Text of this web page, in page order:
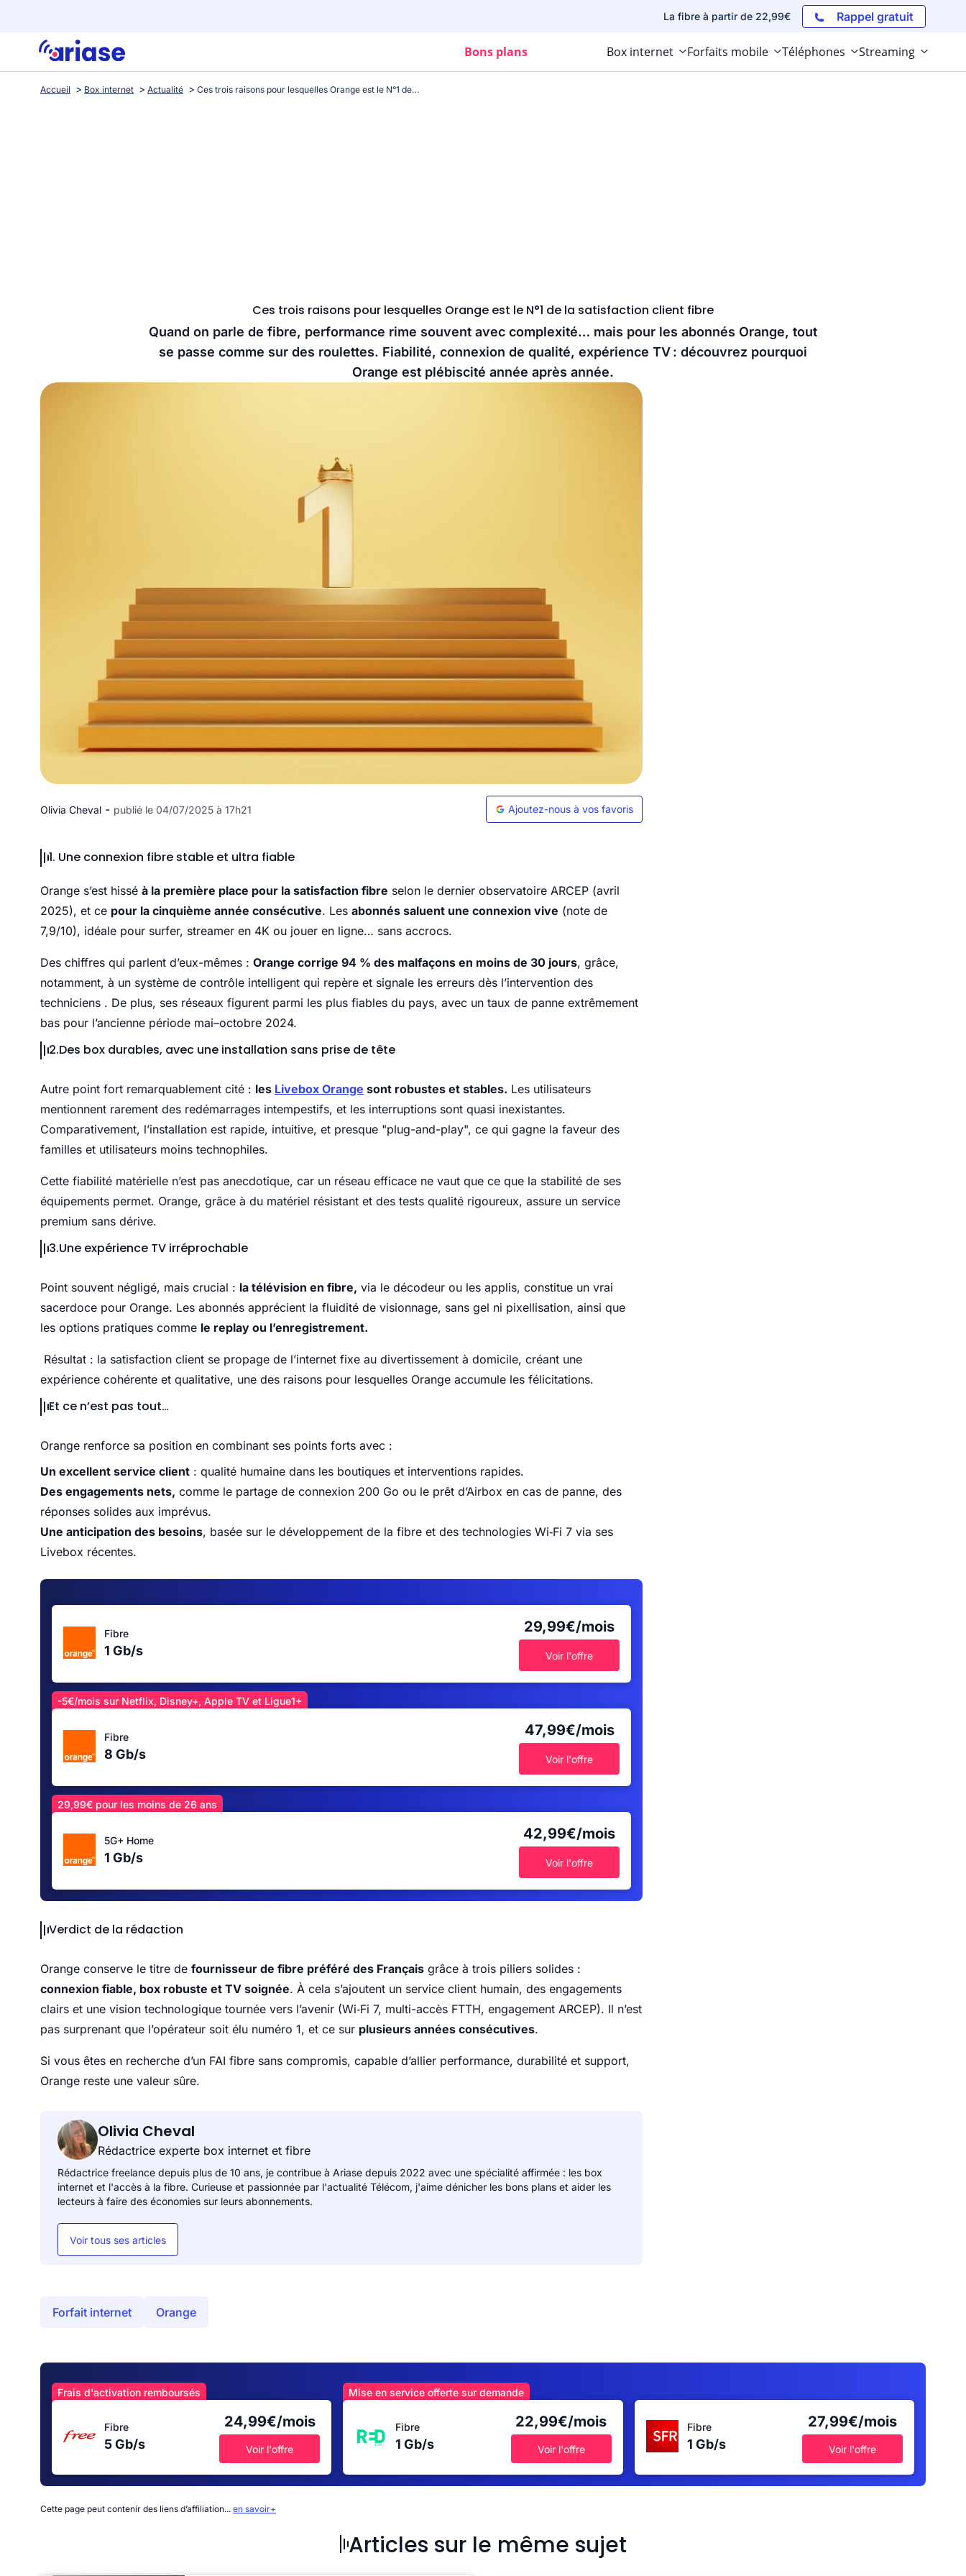
La fibre à partir de 22,99€ Rappel gratuit
Bons plans Box internet Forfaits mobile Téléphones Streaming
Accueil Box internet Actualité Ces trois raisons pour lesquelles Orange est le N°1 de la satisfaction client fibre
Ces trois raisons pour lesquelles Orange est le N°1 de la satisfaction client fibre
Quand on parle de fibre, performance rime souvent avec complexité… mais pour les abonnés Orange, tout
se passe comme sur des roulettes. Fiabilité, connexion de qualité, expérience TV : découvrez pourquoi
Orange est plébiscité année après année.
Olivia Cheval - publié le 04/07/2025 à 17h21 Ajoutez-nous à vos favoris
1. Une connexion fibre stable et ultra fiable
Orange s’est hissé à la première place pour la satisfaction fibre selon le dernier observatoire ARCEP (avril
2025), et ce pour la cinquième année consécutive. Les abonnés saluent une connexion vive (note de
7,9/10), idéale pour surfer, streamer en 4K ou jouer en ligne… sans accrocs.
Des chiffres qui parlent d’eux-mêmes : Orange corrige 94 % des malfaçons en moins de 30 jours, grâce,
notamment, à un système de contrôle intelligent qui repère et signale les erreurs dès l’intervention des
techniciens . De plus, ses réseaux figurent parmi les plus fiables du pays, avec un taux de panne extrêmement
bas pour l’ancienne période mai–octobre 2024.
2.Des box durables, avec une installation sans prise de tête
Autre point fort remarquablement cité : les Livebox Orange sont robustes et stables. Les utilisateurs
mentionnent rarement des redémarrages intempestifs, et les interruptions sont quasi inexistantes.
Comparativement, l’installation est rapide, intuitive, et presque "plug-and-play", ce qui gagne la faveur des
familles et utilisateurs moins technophiles.
Cette fiabilité matérielle n’est pas anecdotique, car un réseau efficace ne vaut que ce que la stabilité de ses
équipements permet. Orange, grâce à du matériel résistant et des tests qualité rigoureux, assure un service
premium sans dérive.
3.Une expérience TV irréprochable
Point souvent négligé, mais crucial : la télévision en fibre, via le décodeur ou les applis, constitue un vrai
sacerdoce pour Orange. Les abonnés apprécient la fluidité de visionnage, sans gel ni pixellisation, ainsi que
les options pratiques comme le replay ou l’enregistrement.
Résultat : la satisfaction client se propage de l’internet fixe au divertissement à domicile, créant une
expérience cohérente et qualitative, une des raisons pour lesquelles Orange accumule les félicitations.
Et ce n’est pas tout…
Orange renforce sa position en combinant ses points forts avec :
Un excellent service client : qualité humaine dans les boutiques et interventions rapides.
Des engagements nets, comme le partage de connexion 200 Go ou le prêt d’Airbox en cas de panne, des
réponses solides aux imprévus.
Une anticipation des besoins, basée sur le développement de la fibre et des technologies Wi‑Fi 7 via ses
Livebox récentes.
Fibre
1 Gb/s
29,99€/mois
Voir l'offre
-5€/mois sur Netflix, Disney+, Apple TV et Ligue1+
Fibre
8 Gb/s
47,99€/mois
Voir l'offre
29,99€ pour les moins de 26 ans
5G+ Home
1 Gb/s
42,99€/mois
Voir l'offre
Verdict de la rédaction
Orange conserve le titre de fournisseur de fibre préféré des Français grâce à trois piliers solides :
connexion fiable, box robuste et TV soignée. À cela s’ajoutent un service client humain, des engagements
clairs et une vision technologique tournée vers l’avenir (Wi‑Fi 7, multi-accès FTTH, engagement ARCEP). Il n’est
pas surprenant que l’opérateur soit élu numéro 1, et ce sur plusieurs années consécutives.
Si vous êtes en recherche d’un FAI fibre sans compromis, capable d’allier performance, durabilité et support,
Orange reste une valeur sûre.
Olivia Cheval
Rédactrice experte box internet et fibre
Rédactrice freelance depuis plus de 10 ans, je contribue à Ariase depuis 2022 avec une spécialité affirmée : les box
internet et l'accès à la fibre. Curieuse et passionnée par l'actualité Télécom, j'aime dénicher les bons plans et aider les
lecteurs à faire des économies sur leurs abonnements.
Voir tous ses articles
Forfait internet Orange
Frais d'activation remboursés
Fibre
5 Gb/s
24,99€/mois
Voir l'offre
Mise en service offerte sur demande
Fibre
1 Gb/s
22,99€/mois
Voir l'offre
Fibre
1 Gb/s
27,99€/mois
Voir l'offre
Cette page peut contenir des liens d’affiliation... en savoir+
Articles sur le même sujet